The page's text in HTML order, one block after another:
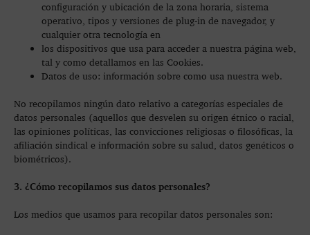
configuración y ubicación de la zona horaria, sistema
operativo, tipos y versiones de plug-in de navegador, y
cualquier otra tecnología en
los dispositivos que usa para acceder a nuestra página web,
tal y como detallamos en las Cookies.
Datos de uso: información sobre como usa nuestra web.
No recopilamos ningún dato relativo a categorías especiales de
datos personales (aquellos que desvelen su origen étnico o racial,
las opiniones políticas, las convicciones religiosas o filosóficas, la
afiliación sindical e información sobre su salud, datos genéticos o
biométricos).
3. ¿Cómo recopilamos sus datos personales?
Los medios que usamos para recopilar datos personales son: